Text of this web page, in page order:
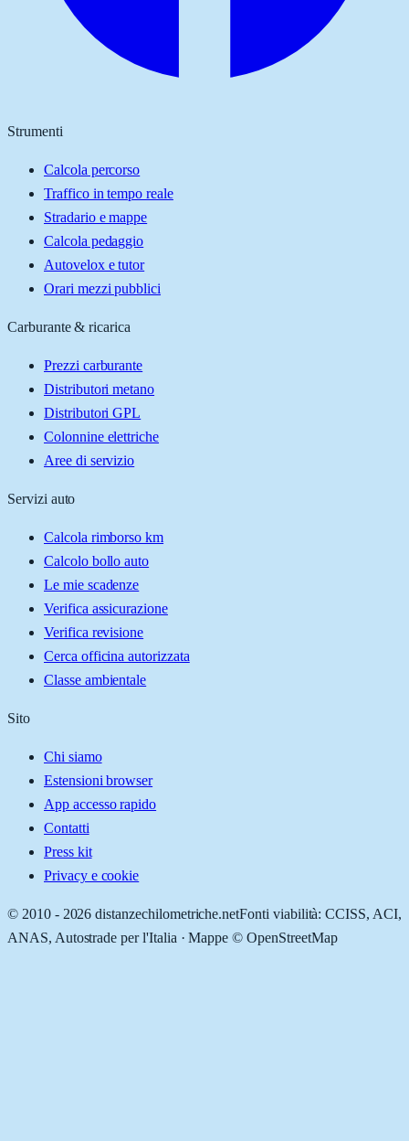
Strumenti
Calcola percorso
Traffico in tempo reale
Stradario e mappe
Calcola pedaggio
Autovelox e tutor
Orari mezzi pubblici
Carburante & ricarica
Prezzi carburante
Distributori metano
Distributori GPL
Colonnine elettriche
Aree di servizio
Servizi auto
Calcola rimborso km
Calcolo bollo auto
Le mie scadenze
Verifica assicurazione
Verifica revisione
Cerca officina autorizzata
Classe ambientale
Sito
Chi siamo
Estensioni browser
App accesso rapido
Contatti
Press kit
Privacy e cookie
© 2010 - 2026 distanzechilometriche.netFonti viabilità: CCISS, ACI,
ANAS, Autostrade per l'Italia · Mappe © OpenStreetMap